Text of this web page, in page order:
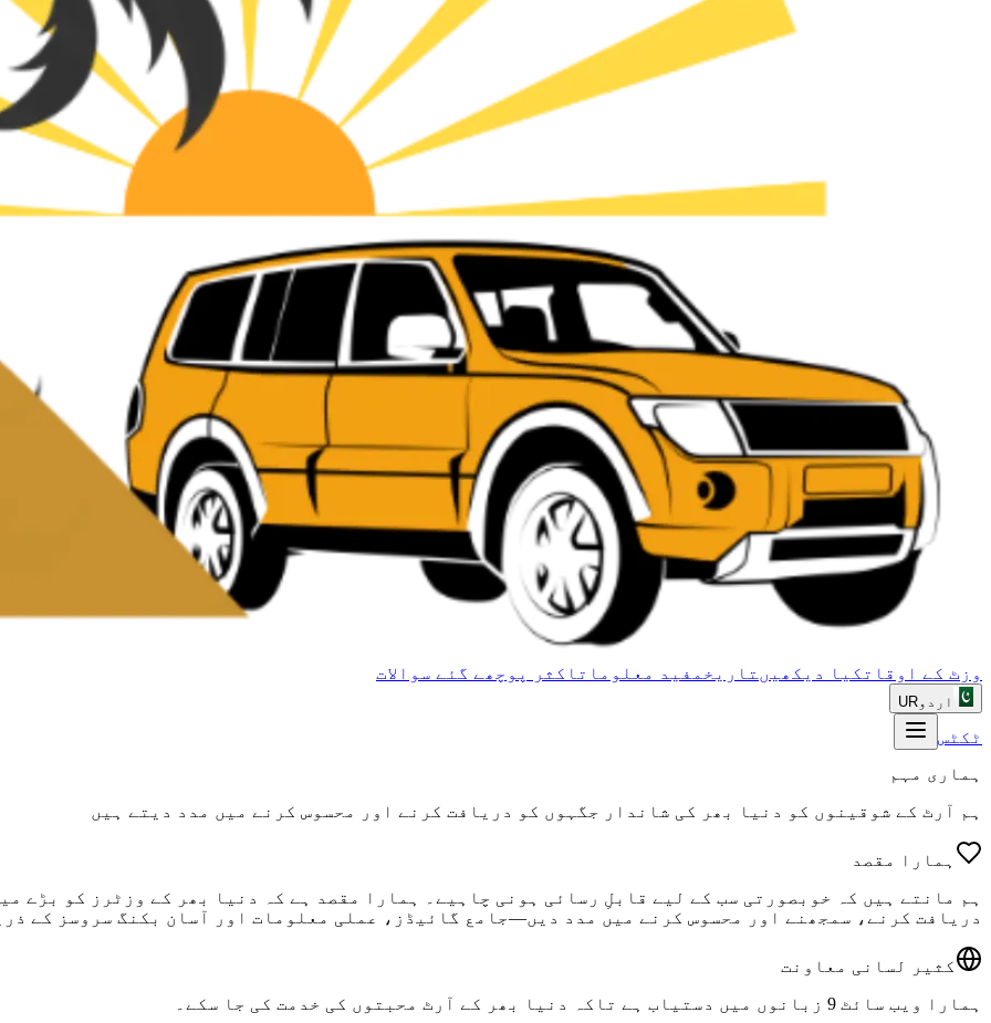
وزٹ کے اوقات کیا دیکھیں تاریخ مفید معلومات اکثر پوچھے گئے سوالات
اردو UR
ٹکٹس
ہماری مہم
ہم آرٹ کے شوقینوں کو دنیا بھر کی شاندار جگہوں کو دریافت کرنے اور محسوس کرنے میں مدد دیتے ہیں
ہمارا مقصد
ہم مانتے ہیں کہ خوبصورتی سب کے لیے قابلِ رسائی ہونی چاہیے۔ ہمارا مقصد ہے کہ دنیا بھر کے وزٹرز کو بڑے
دریافت کرنے، سمجھنے اور محسوس کرنے میں مدد دیں—جامع گائیڈز، عملی معلومات اور آسان بکنگ سروسز کے
کثیر لسانی معاونت
ہمارا ویب سائٹ 9 زبانوں میں دستیاب ہے تاکہ دنیا بھر کے آرٹ محبتوں کی خدمت کی جا سکے۔